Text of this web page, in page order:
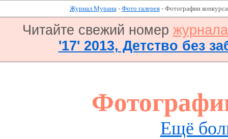
Журнал Мурана- Фото галерея- Фотографии
Читайте свежий номер
'17' 2013, Детство без
Ещё